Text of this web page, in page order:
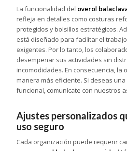
La funcionalidad del overol
refleja en detalles como costuras
protegidos y bolsillos estratégicos.
está diseñado para facilitar el
exigentes. Por lo tanto, los
desempeñar sus actividades sin
incomodidades. En consecuencia, la
manera más eficiente. Si deseas
funcional, comunícate con nuestros
Ajustes personalizados
uso seguro
Cada organización puede requerir